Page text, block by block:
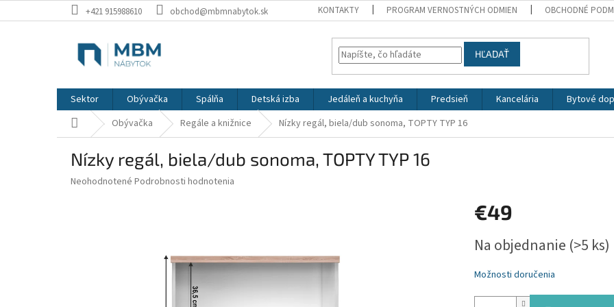
na
+421 915988610 obchod@mbmnabytok.sk KONTAKTY PROGRAM VERNOSTNÝCH ODMIEN OBCHODNÉ
HĽADAŤ
Sektor Obývačka Spálňa Detská izba Jedáleň a kuchyňa Predsieň Kancelária Bytové
Domov Obývačka Regále a knižnice Nízky regál, biela/dub sonoma, TOPTY TYP 16
Nízky regál, biela/dub sonoma, TOPTY TYP 16
Priemerné
Neohodnotené Podrobnosti hodnotenia
€49
cena:
Na objednanie (>5 ks)
Možnosti doručenia